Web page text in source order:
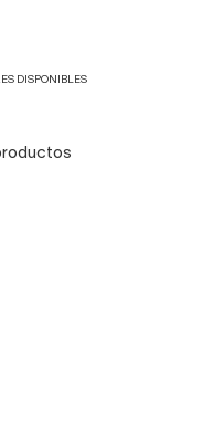
DISPONIBLES